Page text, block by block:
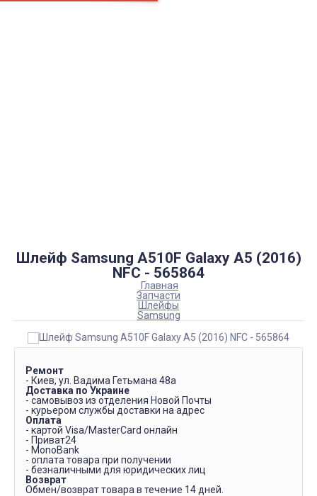
Шлейф Samsung A510F Galaxy A5 (2016)
NFC - 565864
Главная
Запчасти
Шлейфы
Samsung
Ремонт
- Киев, ул. Вадима Гетьмана 48а
Доставка по Украине
- самовывоз из отделения Новой Почты
- курьером службы доставки на адрес
Оплата
- картой Visa/MasterCard онлайн
- Приват24
- MonoBank
- оплата товара при получении
- безналичными для юридических лиц
Возврат
Обмен/возврат товара в течение 14 дней.